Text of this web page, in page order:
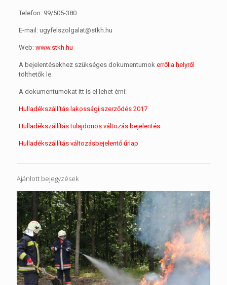
Telefon: 99/505-380
E-mail: ugyfelszolgalat@stkh.hu
Web: www.stkh.hu
A bejelentésekhez szükséges dokumentumok erről a helyről
tölthetők le.
A dokumentumokat itt is el lehet érni:
Hulladékszállítás lakossági szerződés 2017
Hulladékszállítás tulajdonos változás bejelentés
Hulladékszállítás változásbejelentő űrlap
Ajánlott bejegyzések